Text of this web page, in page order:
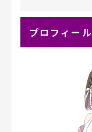
プロフィール